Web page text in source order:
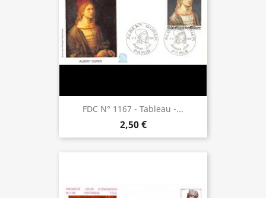
FDC N° 1167 - Tableau -...
2,50 €